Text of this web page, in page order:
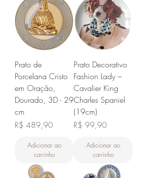
Prato de
Porcelana Cristo
em Oração,
Dourado, 3D - 29
cm
Preço
R$ 489,90
Adicionar ao
carrinho
Prato Decorativo
Fashion Lady –
Cavalier King
Charles Spaniel
(19cm)
Preço
R$ 99,90
Adicionar ao
carrinho